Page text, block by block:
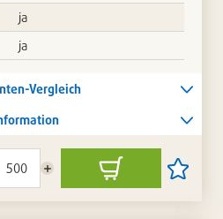
ja
ja
Vergleich
Menge
erhöhen
In
den
Artikel